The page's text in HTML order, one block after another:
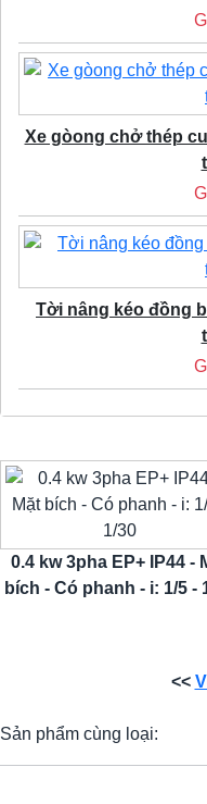
Xe gòong chở thép
Tời nâng kéo đồng
0.4 kw 3pha EP+ IP44 -
bích - Có phanh - i: 1/5 -
<<
Sản phẩm cùng loại: